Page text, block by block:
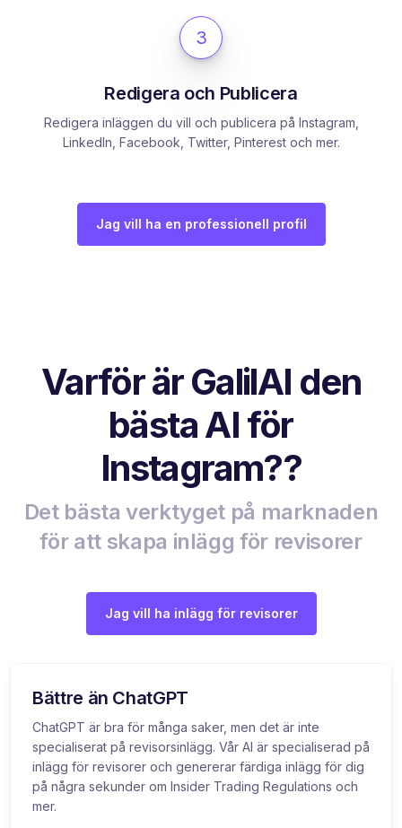
3
Redigera och Publicera
Redigera inläggen du vill och publicera på Instagram,
LinkedIn, Facebook, Twitter, Pinterest och mer.
Jag vill ha en professionell profil
Varför är GalilAI den
bästa AI för
Instagram??
Det bästa verktyget på marknaden
för att skapa inlägg för revisorer
Jag vill ha inlägg för revisorer
Bättre än ChatGPT
ChatGPT är bra för många saker, men det är inte
specialiserat på revisorsinlägg. Vår AI är specialiserad på
inlägg för revisorer och genererar färdiga inlägg för dig
på några sekunder om Insider Trading Regulations och
mer.